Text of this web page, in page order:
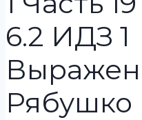
6.2 ИДЗ 1
Рябушко